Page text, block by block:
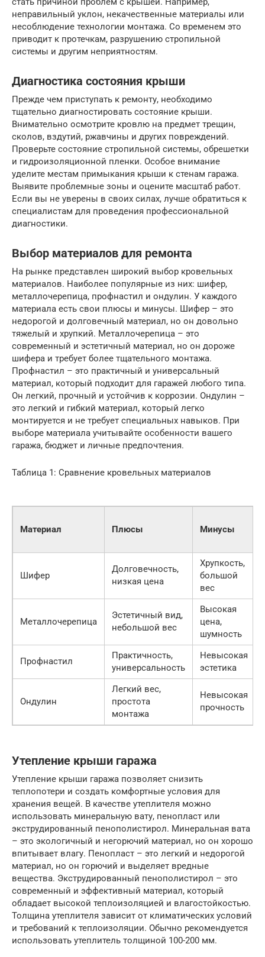
неправильный уклон, некачественные материалы или
несоблюдение технологии монтажа. Со временем это
приводит к протечкам, разрушению стропильной
системы и другим неприятностям.
Диагностика состояния крыши
Прежде чем приступать к ремонту, необходимо
тщательно диагностировать состояние крыши.
Внимательно осмотрите кровлю на предмет трещин,
сколов, вздутий, ржавчины и других повреждений.
Проверьте состояние стропильной системы, обрешетки
и гидроизоляционной пленки. Особое внимание
уделите местам примыкания крыши к стенам гаража.
Выявите проблемные зоны и оцените масштаб работ.
Если вы не уверены в своих силах, лучше обратиться к
специалистам для проведения профессиональной
диагностики.
Выбор материалов для ремонта
На рынке представлен широкий выбор кровельных
материалов. Наиболее популярные из них: шифер,
металлочерепица, профнастил и ондулин. У каждого
материала есть свои плюсы и минусы. Шифер – это
недорогой и долговечный материал, но он довольно
тяжелый и хрупкий. Металлочерепица – это
современный и эстетичный материал, но он дороже
шифера и требует более тщательного монтажа.
Профнастил – это практичный и универсальный
материал, который подходит для гаражей любого типа.
Он легкий, прочный и устойчив к коррозии. Ондулин –
это легкий и гибкий материал, который легко
монтируется и не требует специальных навыков. При
выборе материала учитывайте особенности вашего
гаража, бюджет и личные предпочтения.
Таблица 1: Сравнение кровельных материалов
Материал Плюсы Минусы
Шифер
Долговечность,
низкая цена
Хрупкость,
большой
вес
Металлочерепица
Эстетичный вид,
небольшой вес
Высокая
цена,
шумность
Профнастил
Практичность,
универсальность
Невысокая
эстетика
Ондулин
Легкий вес,
простота
монтажа
Невысокая
прочность
Утепление крыши гаража
Утепление крыши гаража позволяет снизить
теплопотери и создать комфортные условия для
хранения вещей. В качестве утеплителя можно
использовать минеральную вату, пенопласт или
экструдированный пенополистирол. Минеральная вата
– это экологичный и негорючий материал, но он хорошо
впитывает влагу. Пенопласт – это легкий и недорогой
материал, но он горючий и выделяет вредные
вещества. Экструдированный пенополистирол – это
современный и эффективный материал, который
обладает высокой теплоизоляцией и влагостойкостью.
Толщина утеплителя зависит от климатических условий
и требований к теплоизоляции. Обычно рекомендуется
использовать утеплитель толщиной 100-200 мм.